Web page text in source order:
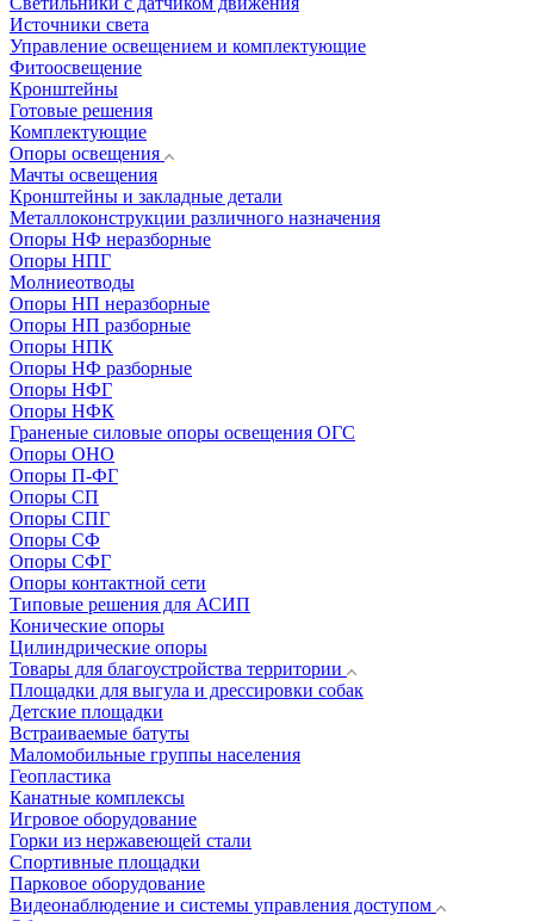
Источники света
Управление освещением и комплектующие
Фитоосвещение
Кронштейны
Готовые решения
Комплектующие
Опоры освещения
Мачты освещения
Кронштейны и закладные детали
Металлоконструкции различного назначения
Опоры НФ неразборные
Опоры НПГ
Молниеотводы
Опоры НП неразборные
Опоры НП разборные
Опоры НПК
Опоры НФ разборные
Опоры НФГ
Опоры НФК
Граненые силовые опоры освещения ОГС
Опоры ОНО
Опоры П-ФГ
Опоры СП
Опоры СПГ
Опоры СФ
Опоры СФГ
Опоры контактной сети
Типовые решения для АСИП
Конические опоры
Цилиндрические опоры
Товары для благоустройства территории
Площадки для выгула и дрессировки собак
Детские площадки
Встраиваемые батуты
Маломобильные группы населения
Геопластика
Канатные комплексы
Игровое оборудование
Горки из нержавеющей стали
Спортивные площадки
Парковое оборудование
Видеонаблюдение и системы управления доступом